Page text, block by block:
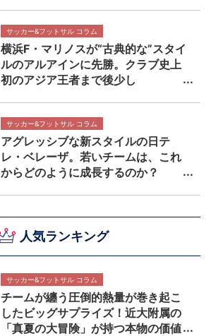
人気ランキング
サッカー&フットサル コラム
チームが纏う圧倒的熱量が巻き起こ
したビッグサプライズ！近大附属の
「真夏の大冒険」が持つ本物の価値
サッカー&フットサル コラム
横浜F・マリノスが“古典的な”スタイ
ルのアルアインに先勝。クラブ史上
初のアジア王者まで後少し
サッカー&フットサル コラム
アグレッシブな新スタイルの日テ
レ・ベレーザ。若いチームは、これ
からどのように成長するのか？